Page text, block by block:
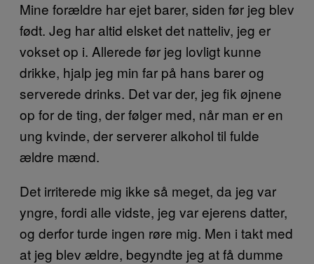
Mine forældre har ejet barer, siden før jeg blev
født. Jeg har altid elsket det natteliv, jeg er
vokset op i. Allerede før jeg lovligt kunne
drikke, hjalp jeg min far på hans barer og
serverede drinks. Det var der, jeg fik øjnene
op for de ting, der følger med, når man er en
ung kvinde, der serverer alkohol til fulde
ældre mænd.
Det irriterede mig ikke så meget, da jeg var
yngre, fordi alle vidste, jeg var ejerens datter,
og derfor turde ingen røre mig. Men i takt med
at jeg blev ældre, begyndte jeg at få dumme